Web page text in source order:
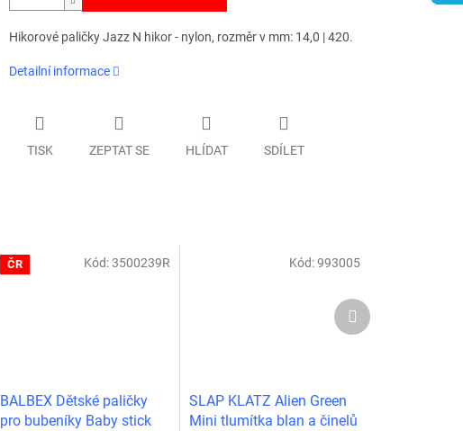
Hikorové paličky Jazz N hikor - nylon, rozměr v mm: 14,0 | 420.
Detailní informace
TISK ZEPTAT SE HLÍDAT SDÍLET
ČR
BALBEX Dětské paličky
pro bubeníky Baby stick
Kód:3500239R
SLAP KLATZ Alien Green
Mini tlumítka blan a činelů
Kód:993005
Další
produkt